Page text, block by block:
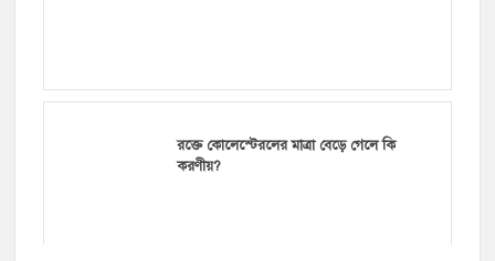
রক্তে কোলেস্টেরলের মাত্রা বেড়ে গেলে কি
করণীয়?